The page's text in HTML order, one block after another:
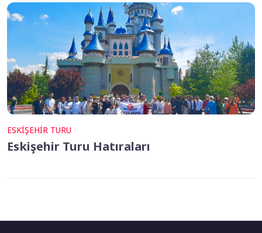
ESKIŞEHIR TURU
Eskişehir Turu Hatıraları